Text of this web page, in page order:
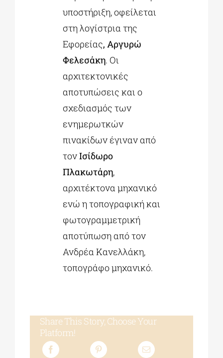
υποστήριξη, οφείλεται
στη λογίστρια της
Εφορείας, Αργυρώ
Φελεσάκη. Οι
αρχιτεκτονικές
αποτυπώσεις και ο
σχεδιασμός των
ενημερωτκών
πινακίδων έγιναν από
τονΙσίδωρο
Πλακωτάρη,
αρχιτέκτονα μηχανικό
ενώ η τοπογραφική και
φωτογραμμετρική
αποτύπωση από τον
Ανδρέα Κανελλάκη,
τοπογράφο μηχανικό.
Share This Story, Choose Your
Platform!